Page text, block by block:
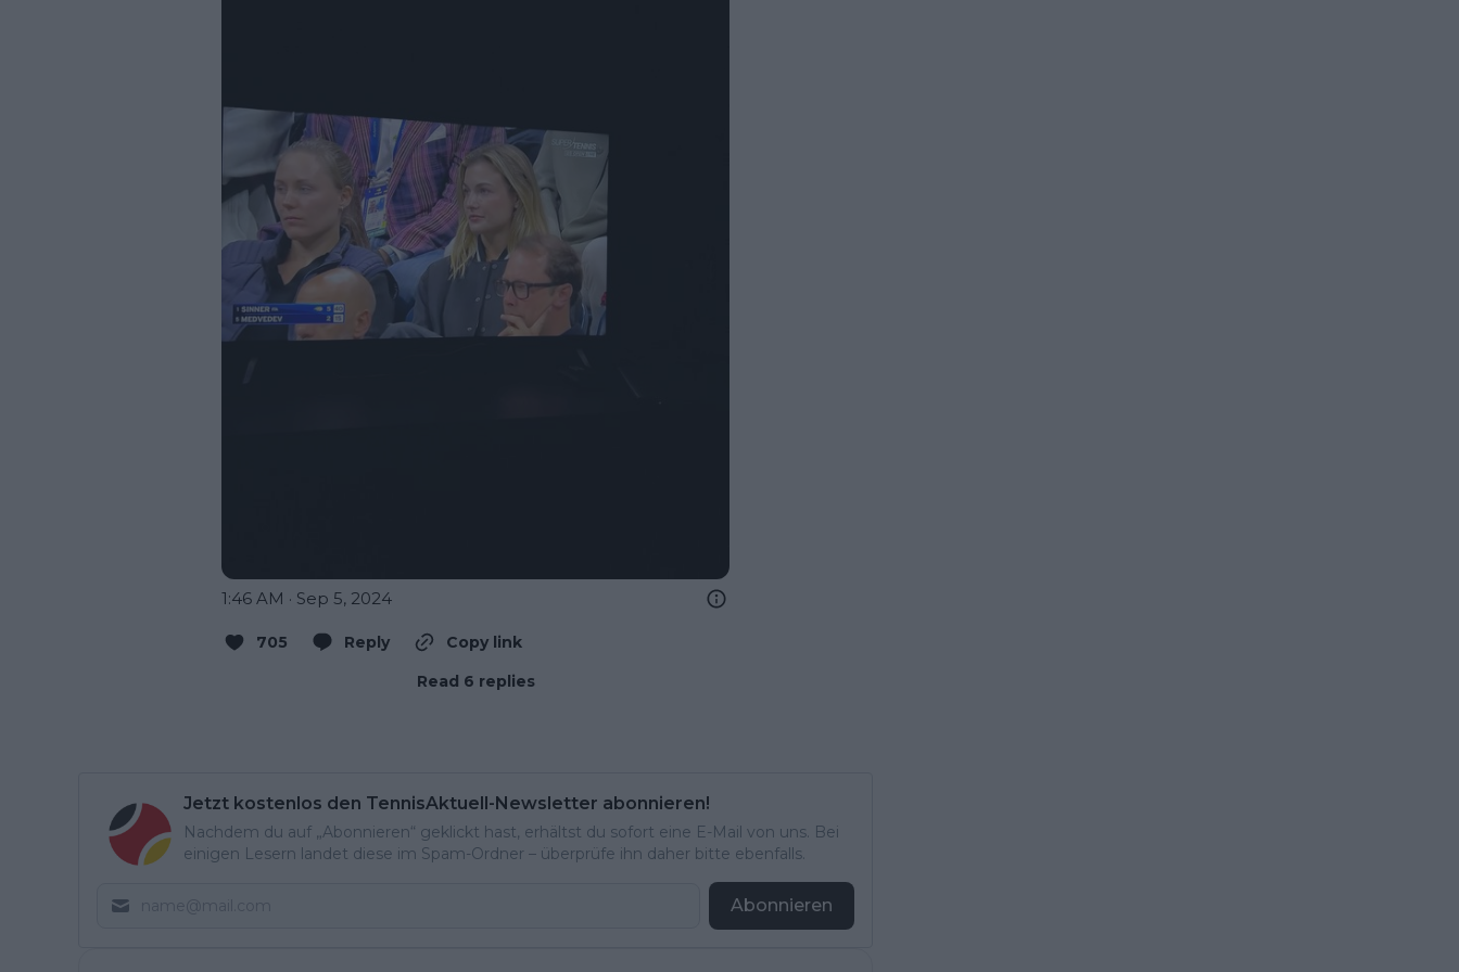
1:46 AM · Sep 5, 2024
705 Reply
Copy link
Read 6 replies
Jetzt kostenlos den TennisAktuell-Newsletter abonnieren!
Nachdem du auf „Abonnieren“ geklickt hast, erhältst du sofort eine E-Mail von uns. Bei
einigen Lesern landet diese im Spam-Ordner – überprüfe ihn daher bitte ebenfalls.
Abonnieren